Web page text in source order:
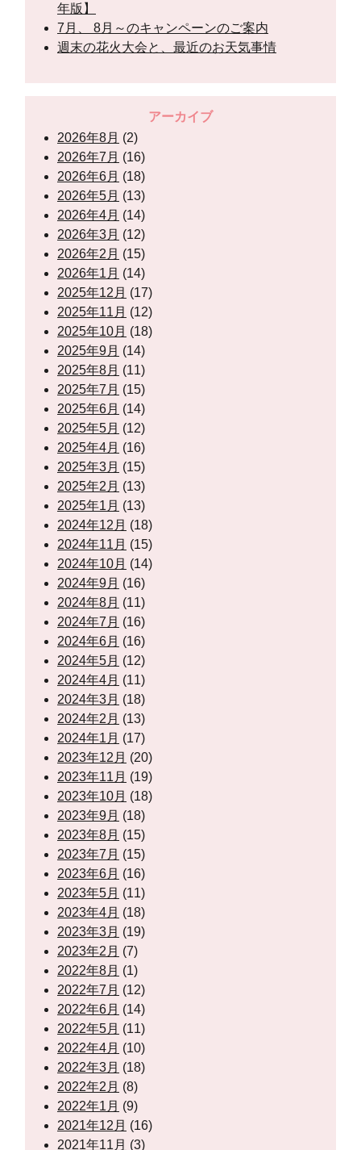
年版】
7月、 8月～のキャンペーンのご案内
週末の花火大会と、最近のお天気事情
アーカイブ
2026年8月 (2)
2026年7月 (16)
2026年6月 (18)
2026年5月 (13)
2026年4月 (14)
2026年3月 (12)
2026年2月 (15)
2026年1月 (14)
2025年12月 (17)
2025年11月 (12)
2025年10月 (18)
2025年9月 (14)
2025年8月 (11)
2025年7月 (15)
2025年6月 (14)
2025年5月 (12)
2025年4月 (16)
2025年3月 (15)
2025年2月 (13)
2025年1月 (13)
2024年12月 (18)
2024年11月 (15)
2024年10月 (14)
2024年9月 (16)
2024年8月 (11)
2024年7月 (16)
2024年6月 (16)
2024年5月 (12)
2024年4月 (11)
2024年3月 (18)
2024年2月 (13)
2024年1月 (17)
2023年12月 (20)
2023年11月 (19)
2023年10月 (18)
2023年9月 (18)
2023年8月 (15)
2023年7月 (15)
2023年6月 (16)
2023年5月 (11)
2023年4月 (18)
2023年3月 (19)
2023年2月 (7)
2022年8月 (1)
2022年7月 (12)
2022年6月 (14)
2022年5月 (11)
2022年4月 (10)
2022年3月 (18)
2022年2月 (8)
2022年1月 (9)
2021年12月 (16)
2021年11月 (3)